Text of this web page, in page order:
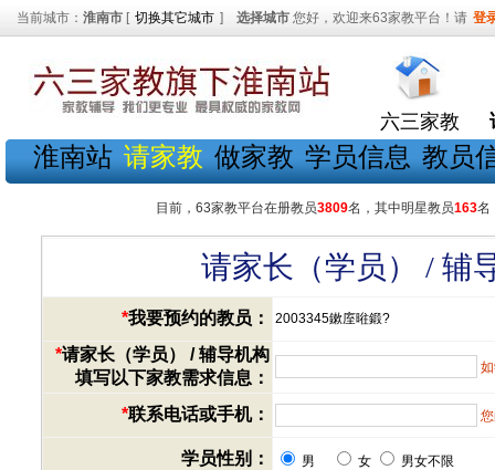
当前城市： 淮南市 [ 切换其它城市 ] 选择城市 您好，欢迎来63家教平台！请 登
六三家教
淮南站 请家教 做家教 学员信息 教员
目前，63家教平台在册教员3809名，其中明星教员163名
请家长（学员） / 辅
*我要预约的教员： 2003345鏉庢暀鍛?
*请家长（学员） / 辅导机构
填写以下家教需求信息：
*联系电话或手机：
学员性别： 男 女 男女不限